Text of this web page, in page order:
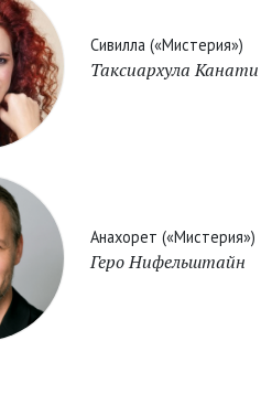
Сивилла («Мистерия»)
Таксиархула Канати
Анахорет («Мистерия»)
Геро Нифельштайн